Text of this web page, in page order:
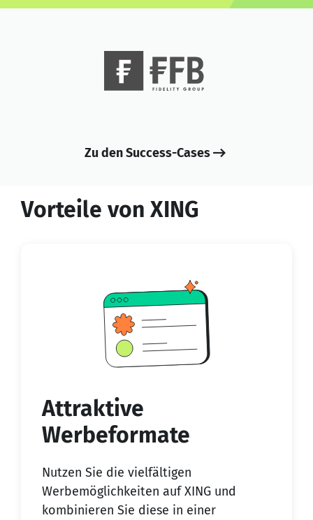
Zu den Success-Cases
Vorteile von XING
Attraktive
Werbeformate
Nutzen Sie die vielfältigen
Werbemöglichkeiten auf XING und
kombinieren Sie diese in einer